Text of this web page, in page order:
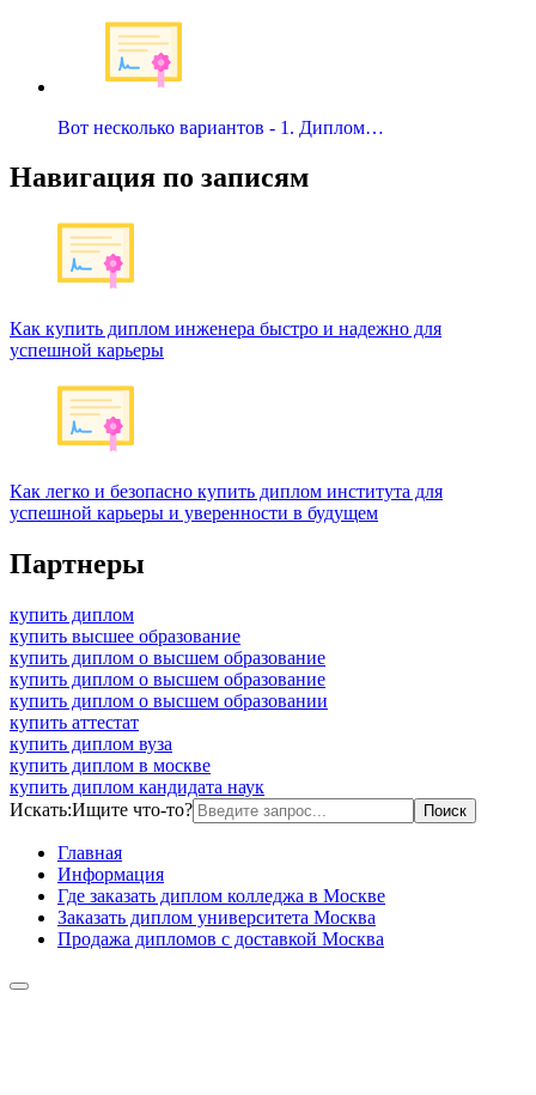
Вот несколько вариантов - 1. Диплом…
Навигация по записям
Как купить диплом инженера быстро и надежно для
успешной карьеры
Как легко и безопасно купить диплом института для
успешной карьеры и уверенности в будущем
Партнеры
купить диплом
купить высшее образование
купить диплом о высшем образование
купить диплом о высшем образование
купить диплом о высшем образовании
купить аттестат
купить диплом вуза
купить диплом в москве
купить диплом кандидата наук
Искать:Ищите что-то?
Главная
Информация
Где заказать диплом колледжа в Москве
Заказать диплом университета Москва
Продажа дипломов с доставкой Москва